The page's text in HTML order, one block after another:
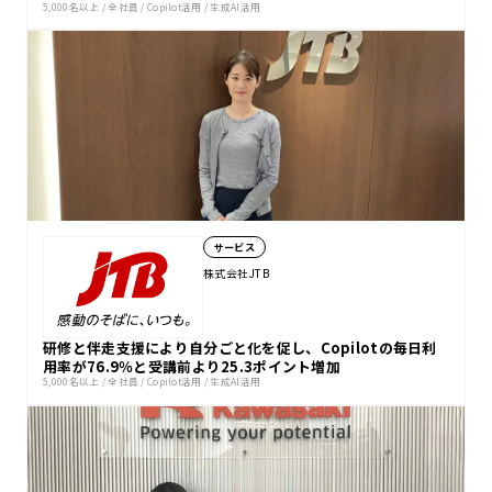
5,000名以上 /全社員 /Copilot活用 / 生成AI活用
サービス
株式会社JTB
研修と伴走支援により自分ごと化を促し、Copilotの毎日利
用率が76.9％と受講前より25.3ポイント増加
5,000名以上 /全社員 /Copilot活用 / 生成AI活用